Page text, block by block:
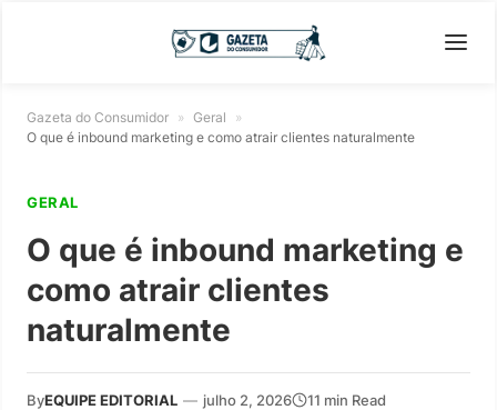
Gazeta do Consumidor » Geral
»
O que é inbound marketing e como atrair clientes naturalmente
GERAL
O que é inbound marketing e
como atrair clientes
naturalmente
ByEQUIPE EDITORIAL — julho 2, 2026 11 min Read